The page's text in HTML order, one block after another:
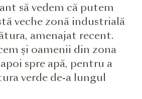
să vedem că putem
veche zonă industrială
amenajat recent.
și oamenii din zona
spre apă, pentru a
verde de-a lungul